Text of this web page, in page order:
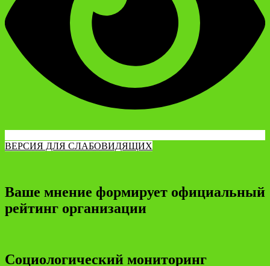
ВЕРСИЯ ДЛЯ СЛАБОВИДЯЩИХ
Ваше мнение формирует официальный
рейтинг организации
Социологический мониторинг